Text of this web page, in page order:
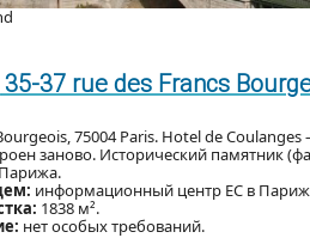
37 rue des Francs
75004 Paris. Hotel de
заново. Исторический памятник
информационный центр ЕС в
1838 м².
нет особых требований.